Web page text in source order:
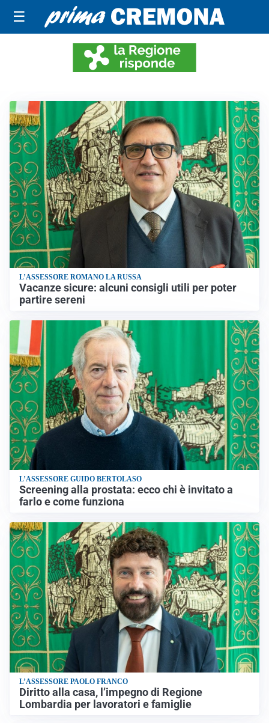
☰
L’ASSESSORE ROMANO LA RUSSA
Vacanze sicure: alcuni consigli utili per poter
partire sereni
L’ASSESSORE GUIDO BERTOLASO
Screening alla prostata: ecco chi è invitato a
farlo e come funziona
L’ASSESSORE PAOLO FRANCO
Diritto alla casa, l’impegno di Regione
Lombardia per lavoratori e famiglie